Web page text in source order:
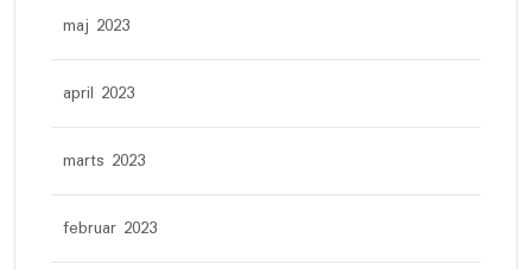
maj 2023
april 2023
marts 2023
februar 2023